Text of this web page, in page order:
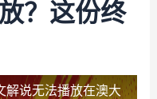
？这份终
解说无法播放在澳大